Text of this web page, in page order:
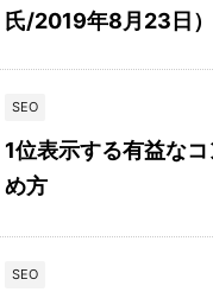
氏/2019年8月23日）
SEO
1位表示する有益な
め方
SEO